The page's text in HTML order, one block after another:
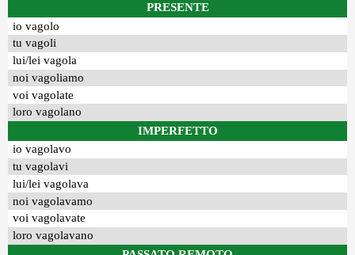
PRESENTE
io vagolo
tu vagoli
lui/lei vagola
noi vagoliamo
voi vagolate
loro vagolano
IMPERFETTO
io vagolavo
tu vagolavi
lui/lei vagolava
noi vagolavamo
voi vagolavate
loro vagolavano